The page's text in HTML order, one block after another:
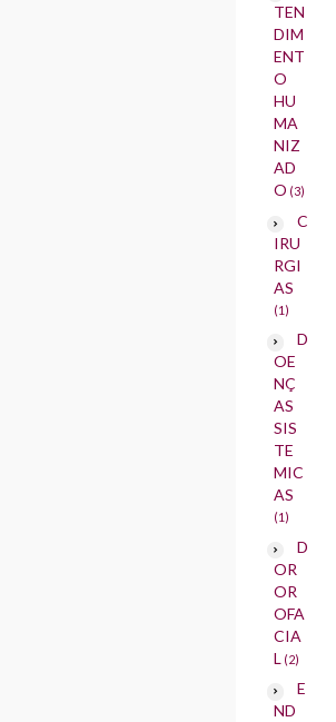
TEN
DIM
ENT
O
HU
MA
NIZ
AD
O (3)
C
IRU
RGI
AS
(1)
D
OE
NÇ
AS
SIS
TE
MIC
AS
(1)
D
OR
OR
OFA
CIA
L (2)
E
ND